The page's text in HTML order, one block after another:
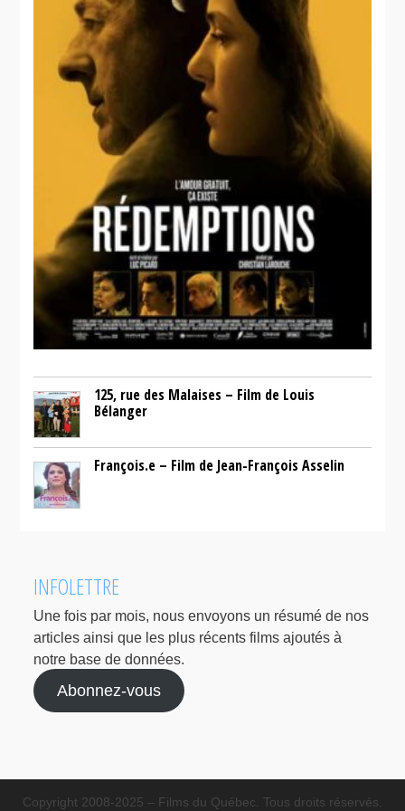
125, rue des Malaises – Film de Louis
Bélanger
François.e – Film de Jean-François Asselin
INFOLETTRE
Une fois par mois, nous envoyons un résumé de nos
articles ainsi que les plus récents films ajoutés à
notre base de données.
Abonnez-vous
Copyright 2008-2025 – Films du Québec. Tous droits réservés.